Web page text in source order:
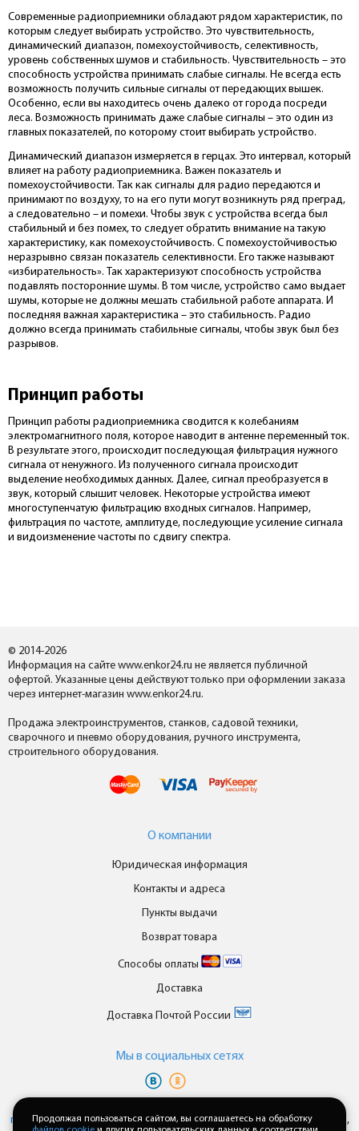
Современные радиоприемники обладают рядом характеристик, по
которым следует выбирать устройство. Это чувствительность,
динамический диапазон, помехоустойчивость, селективность,
уровень собственных шумов и стабильность. Чувствительность – это
способность устройства принимать слабые сигналы. Не всегда есть
возможность получить сильные сигналы от передающих вышек.
Особенно, если вы находитесь очень далеко от города посреди
леса. Возможность принимать даже слабые сигналы – это один из
главных показателей, по которому стоит выбирать устройство.
Динамический диапазон измеряется в герцах. Это интервал, который
влияет на работу радиоприемника. Важен показатель и
помехоустойчивости. Так как сигналы для радио передаются и
принимают по воздуху, то на его пути могут возникнуть ряд преград,
а следовательно – и помехи. Чтобы звук с устройства всегда был
стабильный и без помех, то следует обратить внимание на такую
характеристику, как помехоустойчивость. С помехоустойчивостью
неразрывно связан показатель селективности. Его также называют
«избирательность». Так характеризуют способность устройства
подавлять посторонние шумы. В том числе, устройство само выдает
шумы, которые не должны мешать стабильной работе аппарата. И
последняя важная характеристика – это стабильность. Радио
должно всегда принимать стабильные сигналы, чтобы звук был без
разрывов.
Принцип работы
Принцип работы радиоприемника сводится к колебаниям
электромагнитного поля, которое наводит в антенне переменный ток.
В результате этого, происходит последующая фильтрация нужного
сигнала от ненужного. Из полученного сигнала происходит
выделение необходимых данных. Далее, сигнал преобразуется в
звук, который слышит человек. Некоторые устройства имеют
многоступенчатую фильтрацию входных сигналов. Например,
фильтрация по частоте, амплитуде, последующие усиление сигнала
и видоизменение частоты по сдвигу спектра.
© 2014-2026
Информация на сайте www.enkor24.ru не является публичной
офертой. Указанные цены действуют только при оформлении заказа
через интернет-магазин www.enkor24.ru.
Продажа электроинструментов, станков, садовой техники,
сварочного и пневмо оборудования, ручного инструмента,
строительного оборудования.
О компании
Юридическая информация
Контакты и адреса
Пункты выдачи
Возврат товара
Способы оплаты
Доставка
Доставка Почтой России
Мы в cоциальных сетях
персональных данныхипользовательского соглашениякаждый раз,
Продолжая пользоваться сайтом, вы соглашаетесь на обработку